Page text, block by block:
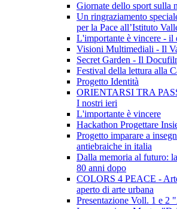
Giornate dello sport sulla
Un ringraziamento
per la Pace all’Istituto
L'importante è vincere - il
Visioni Multimediali - Il
Secret Garden - Il
Festival della lettura alla
Progetto Identità
ORIENTARSI TRA
I nostri ieri
L'importante è vincere
Hackathon Progettare
Progetto imparare a
antiebraiche in italia
Dalla memoria al futuro:
80 anni dopo
COLORS 4 PEACE -
aperto di arte urbana
Presentazione Voll. 1 e 2